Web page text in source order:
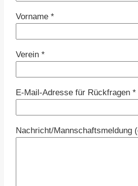
Vorname *
Verein *
E-Mail-Adresse für Rückfragen *
Nachricht/Mannschaftsmeldung